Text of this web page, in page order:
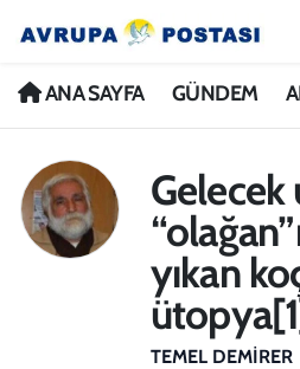
ANA SAYFA GÜNDEM
yıkan
TEMEL DEMIRER
ANA SAYFA
ALMANYA
Nöbetçi Eczaneler
İstanbul Namaz Vakitleri
Trafik Durumu
Avrupa Ligi Puan Durumu